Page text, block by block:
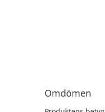
Omdömen